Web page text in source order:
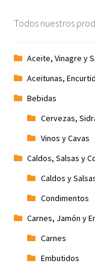
Todos nuestros
Aceite, Vinagre y
Aceitunas,
Bebidas
Cervezas,
Vinos y Cavas
Caldos, Salsas y
Caldos y
Condimentos
Carnes, Jamón y
Carnes
Embutidos